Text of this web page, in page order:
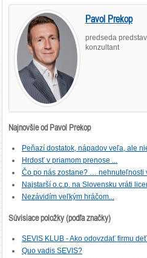
Pavol Prekop
predseda
konzultant
Najnovšie od Pavol Prekop
Peňazí dostatok, nápadov veľa, ale
Hrdosť v priamom prenose ...
Čo po nás zostane? … nehnuteľnosti
Najstarší o.c.p. na Slovensku vráti
Nezávidím veľkým hráčom...
Súvisiace položky (podľa značky)
SEVIS KLUB - Ako odovzdať firmu
Quo vadis SEVIS?